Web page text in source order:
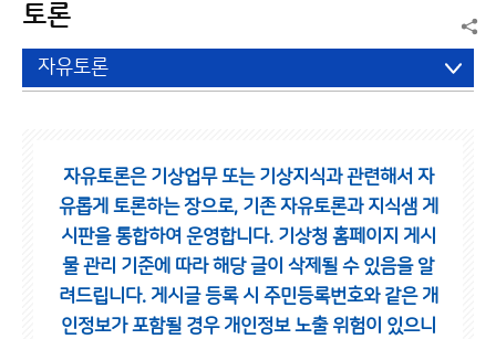
토론
자유토론
자유토론은 기상업무 또는 기상지식과 관련해서 자
유롭게 토론하는 장으로, 기존 자유토론과 지식샘 게
시판을 통합하여 운영합니다. 기상청 홈페이지 게시
물 관리 기준에 따라 해당 글이 삭제될 수 있음을 알
려드립니다. 게시글 등록 시 주민등록번호와 같은 개
인정보가 포함될 경우 개인정보 노출 위험이 있으니